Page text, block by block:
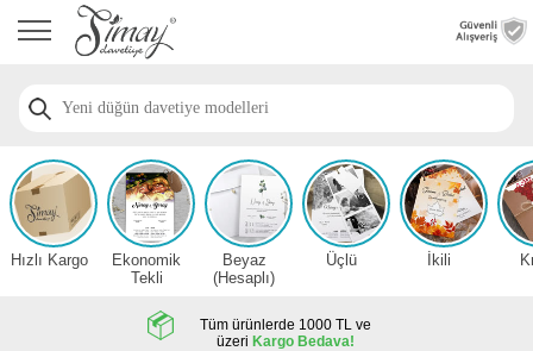
Anasayfa
Davetiye
Nişan
Davetiye
Modelleri
Hızlı Kargo
Ekonomik
Tekli
Beyaz
(Hesaplı)
Üçlü İkili
Tüm ürünlerde 1000 TL ve
üzeri Kargo Bedava!